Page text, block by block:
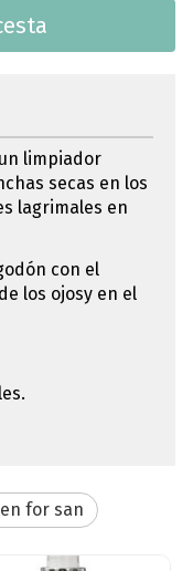
limpiador
secas en los
lagrimales en
con el
los ojosy en el
for san